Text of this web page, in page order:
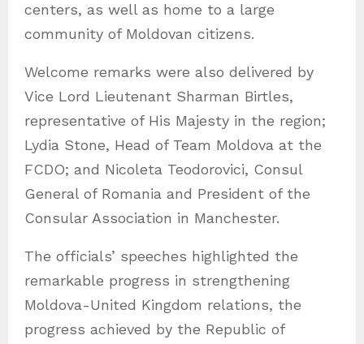
centers, as well as home to a large
community of Moldovan citizens.
Welcome remarks were also delivered by
Vice Lord Lieutenant Sharman Birtles,
representative of His Majesty in the region;
Lydia Stone, Head of Team Moldova at the
FCDO; and Nicoleta Teodorovici, Consul
General of Romania and President of the
Consular Association in Manchester.
The officials’ speeches highlighted the
remarkable progress in strengthening
Moldova-United Kingdom relations, the
progress achieved by the Republic of